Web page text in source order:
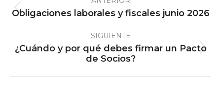
entre
Publicación
Obligaciones laborales y fiscales junio 2026
SIGUIENTE
Publicación
siguiente:
¿Cuándo y por qué debes firmar un Pacto
de Socios?